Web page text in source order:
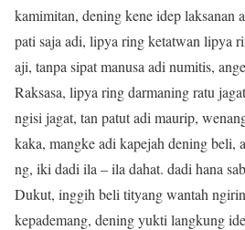
kamimitan, dening kene idep laksanan
pati saja adi, lipya ring ketatwan lipya
aji, tanpa sipat manusa adi numitis,
Raksasa, lipya ring darmaning ratu
ngisi jagat, tan patut adi maurip,
kaka, mangke adi kapejah dening beli,
ng, iki dadi ila – ila dahat. dadi hana
Dukut, inggih beli tityang wantah
kepademang, dening yukti langkung